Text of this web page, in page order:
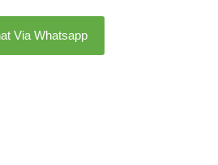
Via Whatsapp